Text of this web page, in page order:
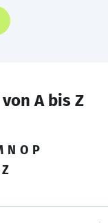
A bis Z
N O P
Z